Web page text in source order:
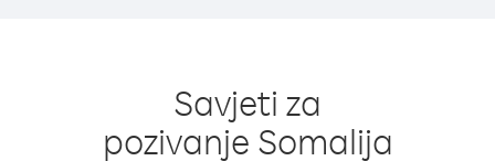
Savjeti za
pozivanje Somalija